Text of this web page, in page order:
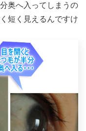
奥へ入ってしまうの
短く見えるんですけ